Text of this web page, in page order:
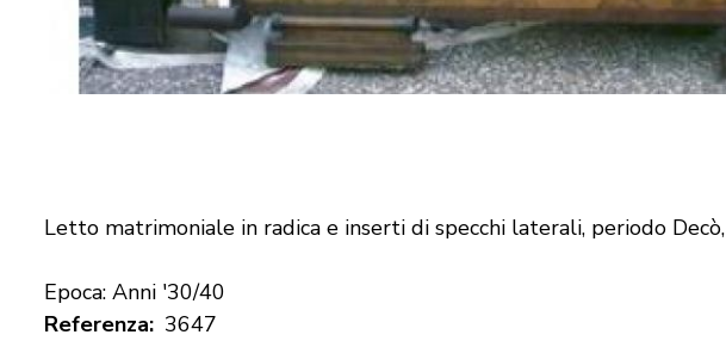
Letto matrimoniale in radica e inserti di specchi laterali, periodo Decò,
Epoca: Anni '30/40
Referenza
3647